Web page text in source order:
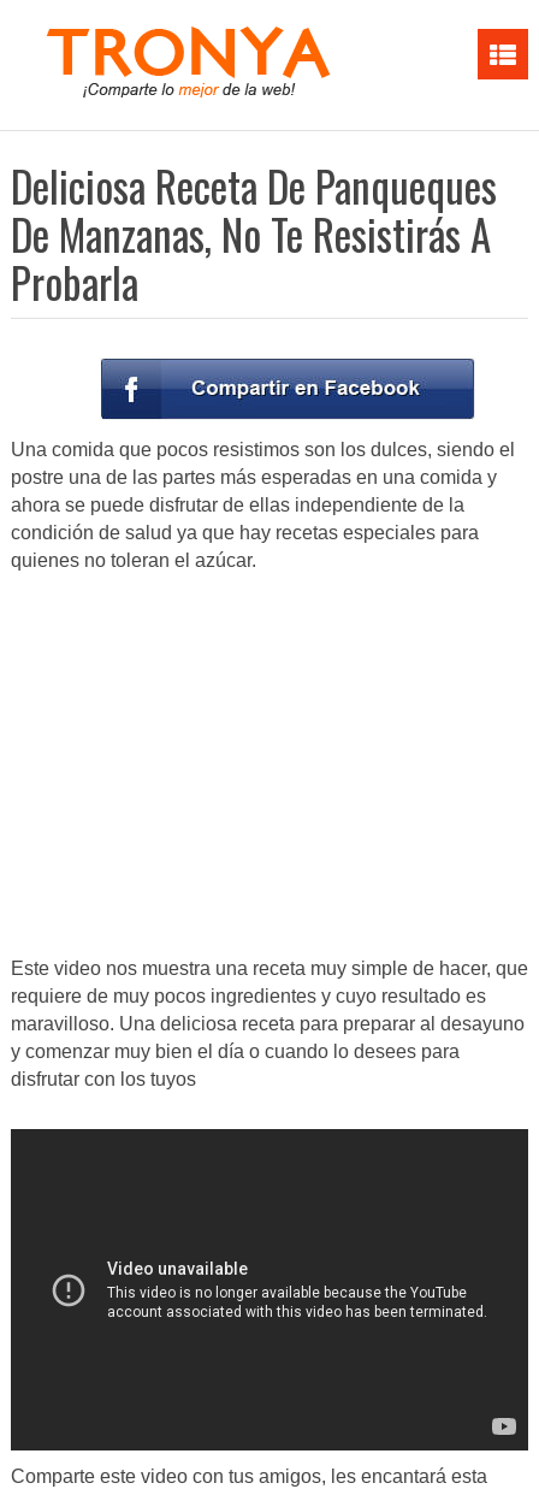
Deliciosa Receta De Panqueques
De Manzanas, No Te Resistirás A
Probarla
Una comida que pocos resistimos son los dulces, siendo el
postre una de las partes más esperadas en una comida y
ahora se puede disfrutar de ellas independiente de la
condición de salud ya que hay recetas especiales para
quienes no toleran el azúcar.
Este video nos muestra una receta muy simple de hacer, que
requiere de muy pocos ingredientes y cuyo resultado es
maravilloso. Una deliciosa receta para preparar al desayuno
y comenzar muy bien el día o cuando lo desees para
disfrutar con los tuyos
Comparte este video con tus amigos, les encantará esta